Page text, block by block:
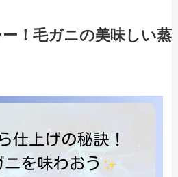
！毛ガニの美味しい蒸